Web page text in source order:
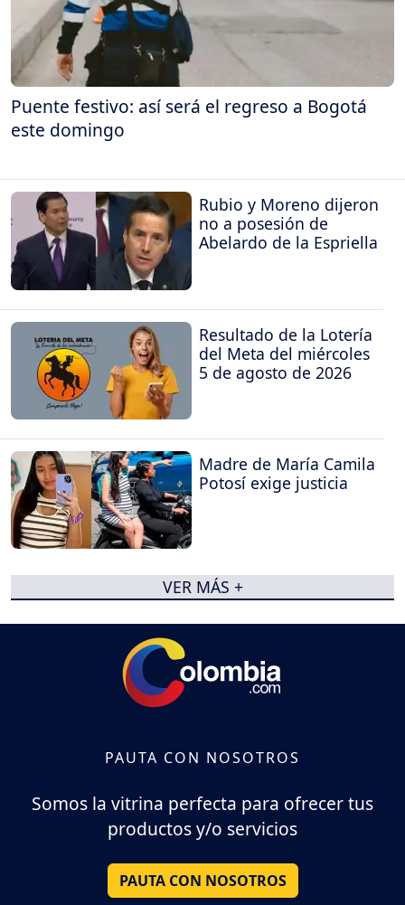
Puente festivo: así será el regreso a Bogotá
este domingo
Rubio y Moreno dijeron
no a posesión de
Abelardo de la Espriella
Resultado de la Lotería
del Meta del miércoles
5 de agosto de 2026
Madre de María Camila
Potosí exige justicia
VER MÁS +
PAUTA CON NOSOTROS
Somos la vitrina perfecta para ofrecer tus
productos y/o servicios
PAUTA CON NOSOTROS